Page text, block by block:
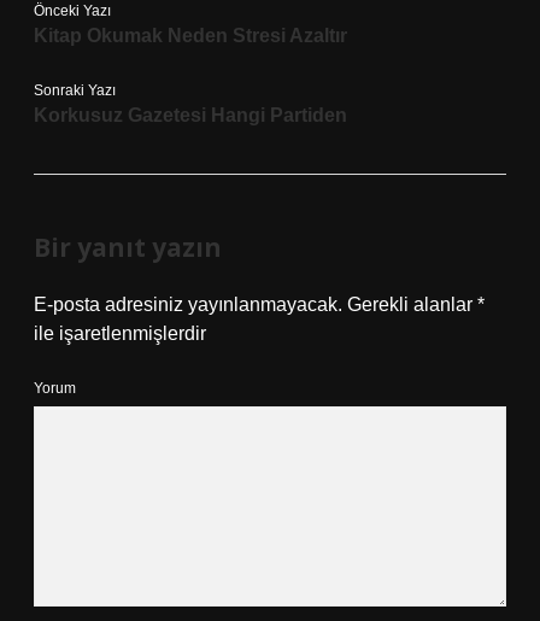
Önceki Yazı
Kitap Okumak Neden Stresi Azaltır
Sonraki Yazı
Korkusuz Gazetesi Hangi Partiden
Bir yanıt yazın
E-posta adresiniz yayınlanmayacak. Gerekli alanlar *
ile işaretlenmişlerdir
Yorum